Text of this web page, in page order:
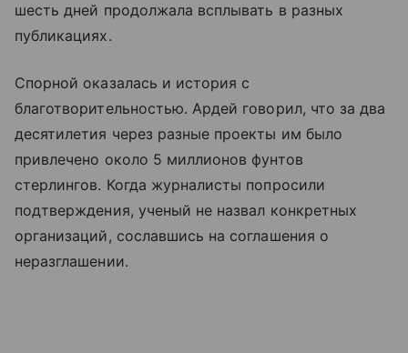
шесть дней продолжала всплывать в разных
публикациях.
Спорной оказалась и история с
благотворительностью. Ардей говорил, что за два
десятилетия через разные проекты им было
привлечено около 5 миллионов фунтов
стерлингов. Когда журналисты попросили
подтверждения, ученый не назвал конкретных
организаций, сославшись на соглашения о
неразглашении.